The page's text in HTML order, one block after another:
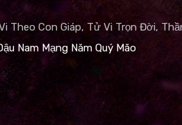
Theo Con Giáp, Tử Vi Trọn Đời,
Nam Mạng Năm Quý Mão